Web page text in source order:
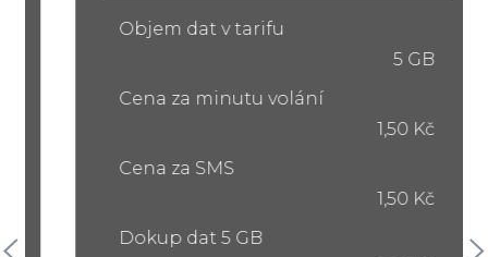
Objem dat v tarifu
5 GB
Cena za minutu volání
1,50 Kč
Cena za SMS
1,50 Kč
Dokup dat 5 GB